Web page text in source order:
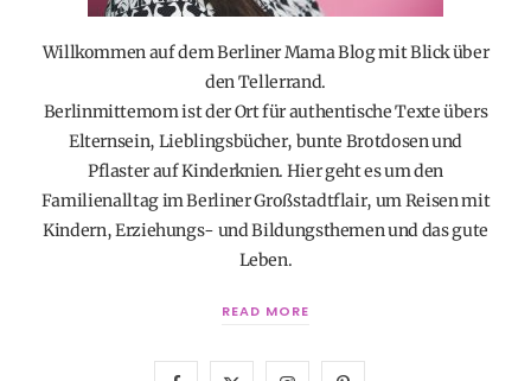
Willkommen auf dem Berliner Mama Blog mit Blick über
den Tellerrand.
Berlinmittemom ist der Ort für authentische Texte übers
Elternsein, Lieblingsbücher, bunte Brotdosen und
Pflaster auf Kinderknien. Hier geht es um den
Familienalltag im Berliner Großstadtflair, um Reisen mit
Kindern, Erziehungs- und Bildungsthemen und das gute
Leben.
READ MORE